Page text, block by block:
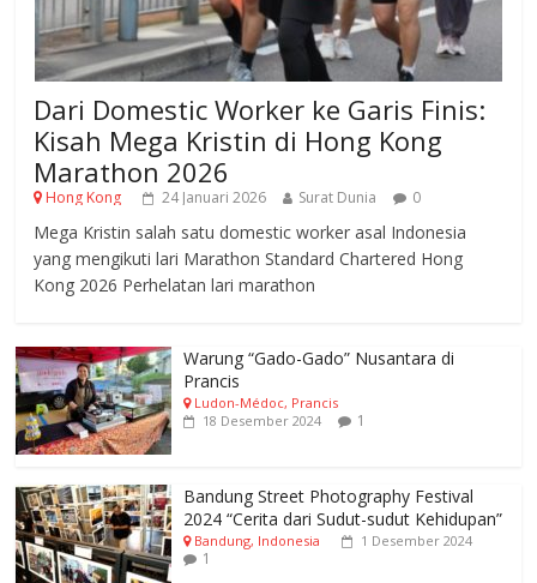
Dari Domestic Worker ke Garis Finis:
Kisah Mega Kristin di Hong Kong
Marathon 2026
Hong Kong 24 Januari 2026 Surat Dunia 0
Mega Kristin salah satu domestic worker asal Indonesia
yang mengikuti lari Marathon Standard Chartered Hong
Kong 2026 Perhelatan lari marathon
Warung “Gado-Gado” Nusantara di
Prancis
Ludon-Médoc, Prancis
18 Desember 2024
1
Bandung Street Photography Festival
2024 “Cerita dari Sudut-sudut Kehidupan”
Bandung, Indonesia 1 Desember 2024
1